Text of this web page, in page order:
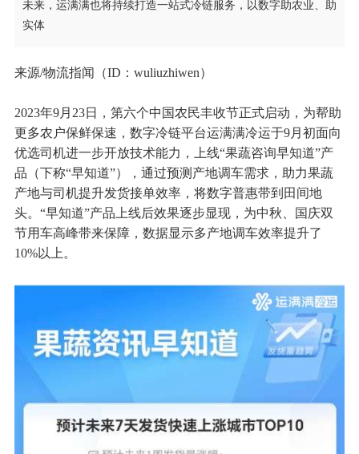
未来，运满满也将持续打造一站式冷链服务，以数字助农业、助
实体
来源/物流指闻（ID：wuliuzhiwen）
2023年9月23日，第六个中国农民丰收节正式启动，为帮助
更多农户保鲜保速，数字冷链平台运满满冷运于9月初面向
优选司机进一步开放技术能力，上线“果蔬咨询早知道”产
品（下称“早知道”），通过预测产地调车需求，助力果蔬
产地与司机提升发货接单效率，将数字普惠带到田间地
头。“早知道”产品上线后效果逐步显现，为中秋、国庆双
节用车高峰带来保障，数据显示多产地调车效率提升了
10%以上。